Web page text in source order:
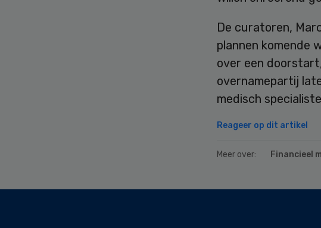
De curatoren,
plannen komende
over een
overnamepartij
medisch
Reageer op dit artikel
Meer over: Financieel